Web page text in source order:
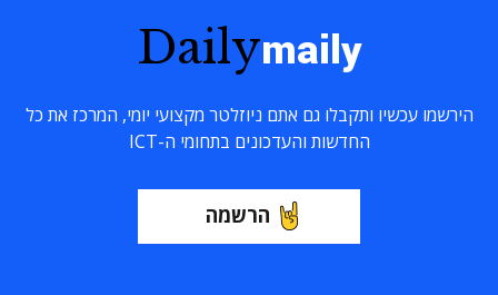
Dailymaily
הירשמו עכשיו ותקבלו גם אתם ניוזלטר מקצועי יומי, המרכז את כל
החדשות והעדכונים בתחומי ה-ICT
הרשמה